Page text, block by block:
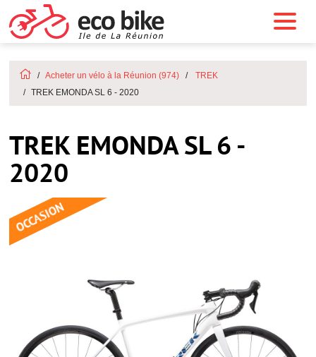
Acheter un vélo à la Réunion (974)
TREK
TREK EMONDA SL 6 - 2020
TREK EMONDA SL 6 -
2020
OCCASION